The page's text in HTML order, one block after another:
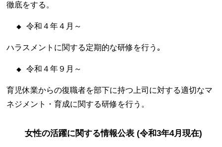
徹底をする。
令和４年４月～
ハラスメントに関する定期的な研修を行う｡
令和４年９月～
育児休業からの復職者を部下に持つ上司に対する適切なマ
ネジメント・育成に関する研修を行う。
女性の活躍に関する情報公表 (令和3年4月現在)